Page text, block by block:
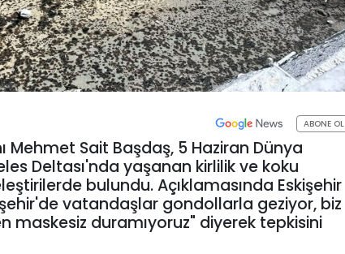
ABONE OL
Mehmet Sait Başdaş, 5 Haziran Dünya
Deltası'nda yaşanan kirlilik ve koku
bulundu. Açıklamasında Eskişehir
vatandaşlar gondollarla geziyor, biz
maskesiz duramıyoruz" diyerek tepkisini